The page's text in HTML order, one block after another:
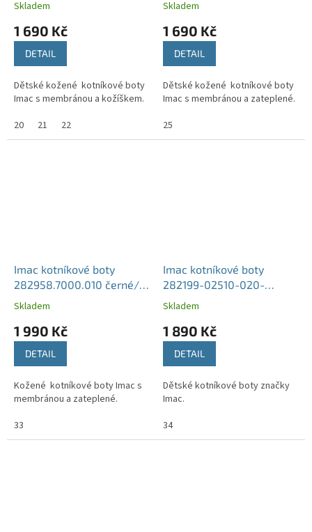
Skladem
1 690 Kč
DETAIL
Dětské kožené kotníkové boty
Imac s membránou a kožíškem.
20
21 22
Skladem
1 690 Kč
DETAIL
Dětské kožené kotníkové boty
Imac s membránou a zateplené.
25
Imac kotníkové boty
282958.7000.010 černé/
žluté
Skladem
1 990 Kč
DETAIL
Kožené kotníkové boty Imac s
membránou a zateplené.
33
Imac kotníkové boty
282199-02510-020-
BLACK-TURQUOISE
Skladem
1 890 Kč
DETAIL
Dětské kotníkové boty značky
Imac.
34